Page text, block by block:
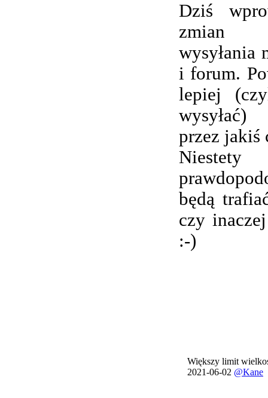
Dziś
zmian
wysyłania
i forum.
lepiej
przez jakiś
będą
czy
:-)
Większy limit
2021-06-02 @Kane